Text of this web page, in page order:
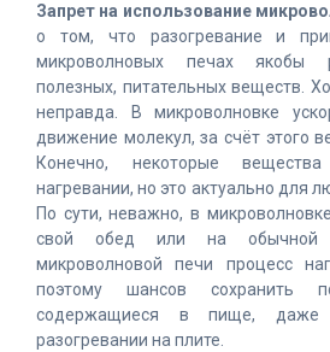
Запрет на использование
о том, что разогревание и
микроволновых печах якобы
полезных, питательных веществ.
неправда. В микроволновке
движение молекул, за счёт этого
Конечно, некоторые
нагревании, но это актуально для
По сути, неважно, в
свой обед или на обычной
микроволновой печи процесс
поэтому шансов сохранить
содержащиеся в пище,
разогревании на плите.